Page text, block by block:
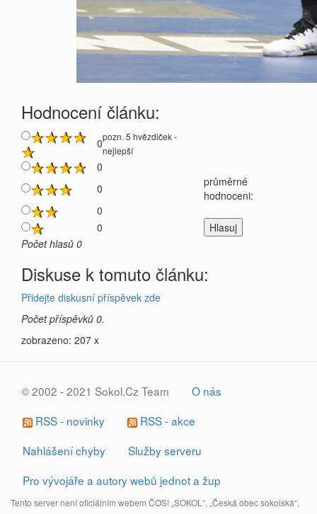
Hodnocení článku:
0pozn. 5 hvězdiček -
nejlepší
0
0
průměrné
hodnoceni:
0
0
Počet hlasů 0
Diskuse k tomuto článku:
Přidejte diskusní příspěvek zde
Počet příspěvků 0.
zobrazeno: 207 x
© 2002 - 2021 Sokol.Cz Team
O nás
RSS - novinky
RSS - akce
Nahlášení chyby
Služby serveru
Pro vývojáře a autory webů jednot a žup
Tento server není oficiálním webem ČOS! „SOKOL“, „Česká obec sokolská“,